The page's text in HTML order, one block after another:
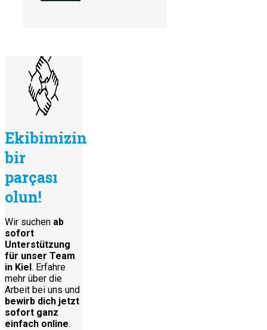
Ekibimizin
bir
parçası
olun!
Wir suchen ab
sofort
Unterstützung
für unser Team
in Kiel. Erfahre
mehr über die
Arbeit bei uns und
bewirb dich jetzt
sofort ganz
einfach online.